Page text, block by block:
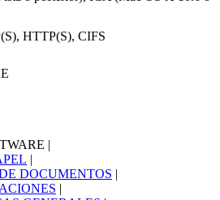
HTTP(S), CIFS
|
|
DOCUMENTOS |
|